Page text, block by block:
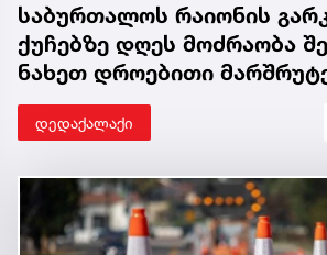
საბურთალოს რაიონის
ქუჩებზე დღეს მოძრაობა
ნახეთ დროებითი
დედაქალაქი